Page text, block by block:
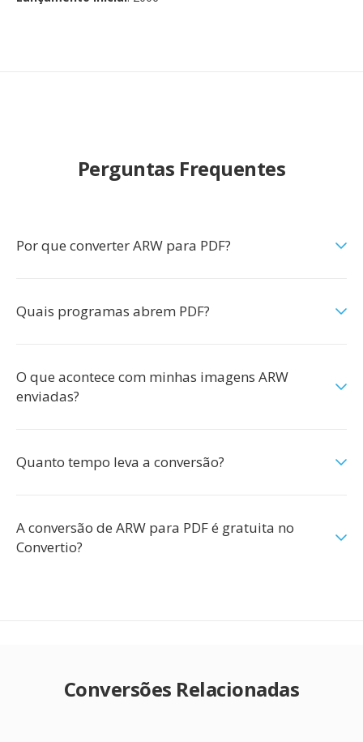
Perguntas Frequentes
Por que converter ARW para PDF?
Quais programas abrem PDF?
O que acontece com minhas imagens ARW
enviadas?
Quanto tempo leva a conversão?
A conversão de ARW para PDF é gratuita no
Convertio?
Conversões Relacionadas